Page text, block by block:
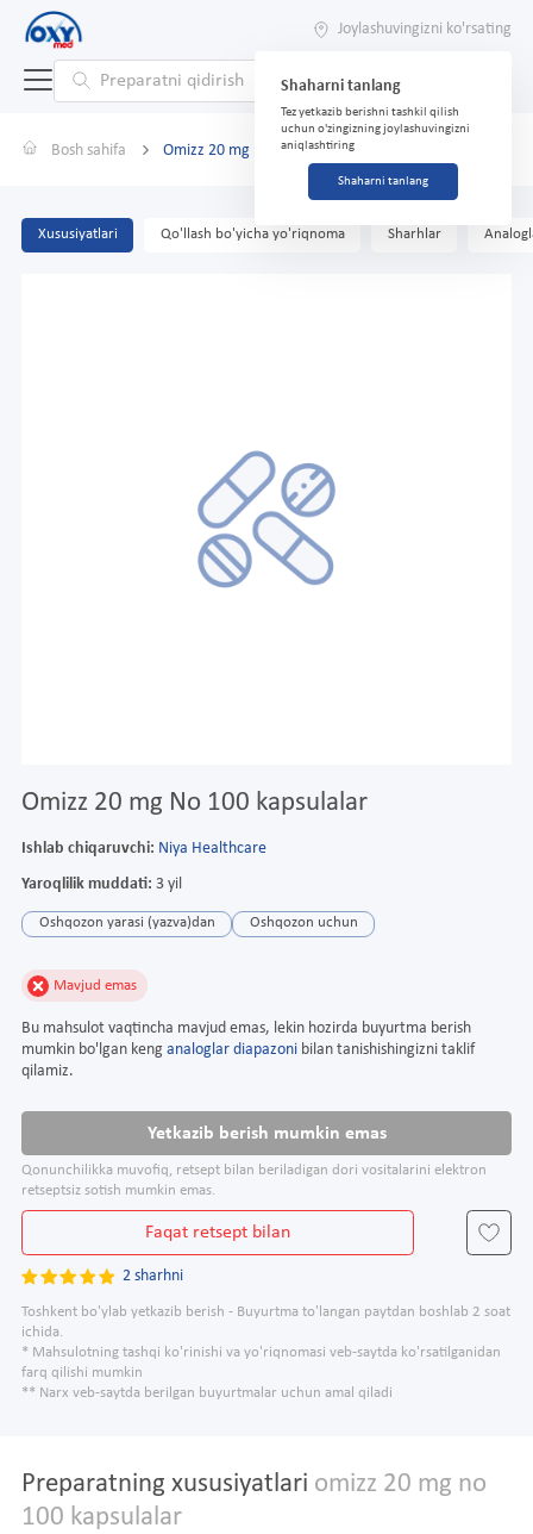
Joylashuvingizni ko'rsating
Shaharni tanlang
Tez yetkazib berishni tashkil qilish
uchun o'zingizning joylashuvingizni
aniqlashtiring
Shaharni tanlang
Bosh sahifa Omizz 20 mg No 100 kapsulalar
Xususiyatlari Qo'llash bo'yicha yo'riqnoma Sharhlar
Omizz 20 mg No 100 kapsulalar
Ishlab chiqaruvchi: Niya Healthcare
Yaroqlilik muddati: 3 yil
Oshqozon yarasi (yazva)dan Oshqozon uchun
Mavjud emas
Bu mahsulot vaqtincha mavjud emas, lekin hozirda buyurtma berish
mumkin bo'lgan keng analoglar diapazoni bilan tanishishingizni taklif
qilamiz.
Yetkazib berish mumkin emas
Qonunchilikka muvofiq, retsept bilan beriladigan dori vositalarini elektron
retseptsiz sotish mumkin emas.
Faqat retsept bilan
2 sharhni
Toshkent bo'ylab yetkazib berish - Buyurtma to'langan paytdan boshlab 2 soat
ichida.
* Mahsulotning tashqi ko'rinishi va yo'riqnomasi veb-saytda ko'rsatilganidan
farq qilishi mumkin
** Narx veb-saytda berilgan buyurtmalar uchun amal qiladi
Preparatning xususiyatlari omizz 20 mg no
100 kapsulalar